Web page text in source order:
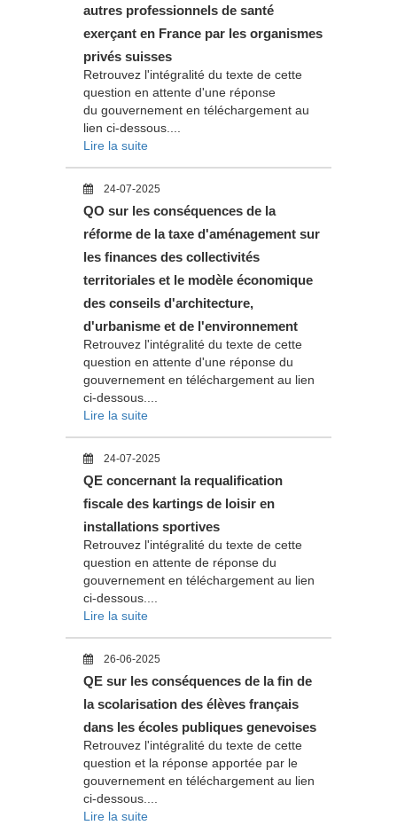
autres professionnels de santé
exerçant en France par les organismes
privés suisses
Retrouvez l'intégralité du texte de cette
question en attente d'une réponse
du gouvernement en téléchargement au
lien ci-dessous....
Lire la suite
24-07-2025
QO sur les conséquences de la
réforme de la taxe d'aménagement sur
les finances des collectivités
territoriales et le modèle économique
des conseils d'architecture,
d'urbanisme et de l'environnement
Retrouvez l'intégralité du texte de cette
question en attente d'une réponse du
gouvernement en téléchargement au lien
ci-dessous....
Lire la suite
24-07-2025
QE concernant la requalification
fiscale des kartings de loisir en
installations sportives
Retrouvez l'intégralité du texte de cette
question en attente de réponse du
gouvernement en téléchargement au lien
ci-dessous....
Lire la suite
26-06-2025
QE sur les conséquences de la fin de
la scolarisation des élèves français
dans les écoles publiques genevoises
Retrouvez l'intégralité du texte de cette
question et la réponse apportée par le
gouvernement en téléchargement au lien
ci-dessous....
Lire la suite